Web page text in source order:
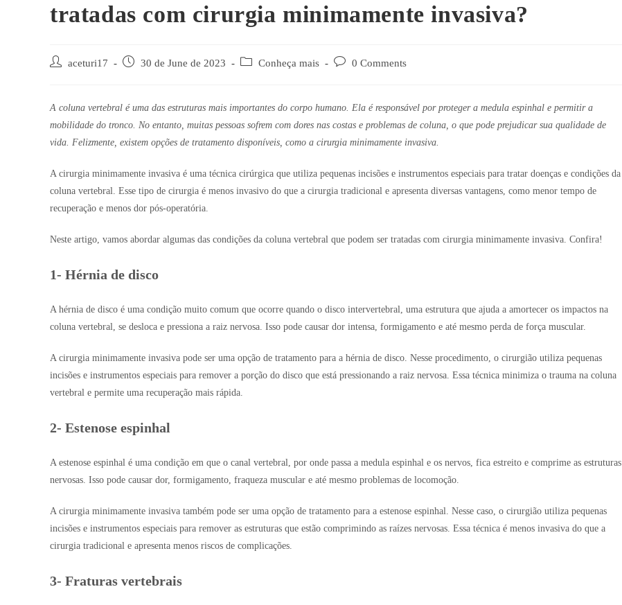
tratadas com cirurgia minimamente invasiva?
aceturi17 30 de June de 2023 Conheça mais 0 Comments
A coluna vertebral é uma das estruturas mais importantes do corpo humano. Ela é responsável por proteger a medula espinhal e permitir a
mobilidade do tronco. No entanto, muitas pessoas sofrem com dores nas costas e problemas de coluna, o que pode prejudicar sua qualidade de
vida. Felizmente, existem opções de tratamento disponíveis, como a cirurgia minimamente invasiva.
A cirurgia minimamente invasiva é uma técnica cirúrgica que utiliza pequenas incisões e instrumentos especiais para tratar doenças e condições da
coluna vertebral. Esse tipo de cirurgia é menos invasivo do que a cirurgia tradicional e apresenta diversas vantagens, como menor tempo de
recuperação e menos dor pós-operatória.
Neste artigo, vamos abordar algumas das condições da coluna vertebral que podem ser tratadas com cirurgia minimamente invasiva. Confira!
1- Hérnia de disco
A hérnia de disco é uma condição muito comum que ocorre quando o disco intervertebral, uma estrutura que ajuda a amortecer os impactos na
coluna vertebral, se desloca e pressiona a raiz nervosa. Isso pode causar dor intensa, formigamento e até mesmo perda de força muscular.
A cirurgia minimamente invasiva pode ser uma opção de tratamento para a hérnia de disco. Nesse procedimento, o cirurgião utiliza pequenas
incisões e instrumentos especiais para remover a porção do disco que está pressionando a raiz nervosa. Essa técnica minimiza o trauma na coluna
vertebral e permite uma recuperação mais rápida.
2- Estenose espinhal
A estenose espinhal é uma condição em que o canal vertebral, por onde passa a medula espinhal e os nervos, fica estreito e comprime as estruturas
nervosas. Isso pode causar dor, formigamento, fraqueza muscular e até mesmo problemas de locomoção.
A cirurgia minimamente invasiva também pode ser uma opção de tratamento para a estenose espinhal. Nesse caso, o cirurgião utiliza pequenas
incisões e instrumentos especiais para remover as estruturas que estão comprimindo as raízes nervosas. Essa técnica é menos invasiva do que a
cirurgia tradicional e apresenta menos riscos de complicações.
3- Fraturas vertebrais